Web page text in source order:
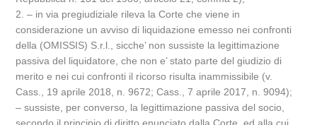
2. – in via pregiudiziale rileva la Corte che viene in
considerazione un avviso di liquidazione emesso nei confronti
della (OMISSIS) S.r.l., sicche’ non sussiste la legittimazione
passiva del liquidatore, che non e’ stato parte del giudizio di
merito e nei cui confronti il ricorso risulta inammissibile (v.
Cass., 19 aprile 2018, n. 9672; Cass., 7 aprile 2017, n. 9094);
– sussiste, per converso, la legittimazione passiva del socio,